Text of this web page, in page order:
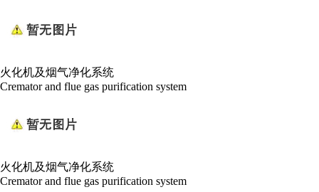
火化机及烟气净化系统
Cremator and flue gas purification system
火化机及烟气净化系统
Cremator and flue gas purification system